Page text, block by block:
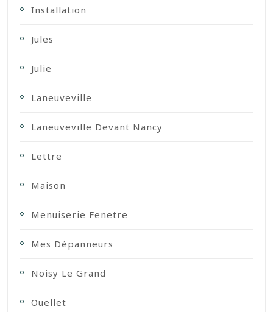
Installation
Jules
Julie
Laneuveville
Laneuveville Devant Nancy
Lettre
Maison
Menuiserie Fenetre
Mes Dépanneurs
Noisy Le Grand
Ouellet